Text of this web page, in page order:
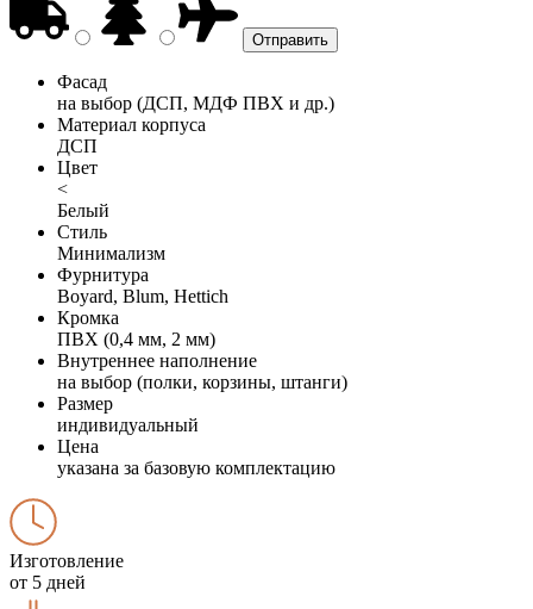
Фасад
на выбор (ДСП, МДФ ПВХ и др.)
Материал корпуса
ДСП
Цвет
<
Белый
Стиль
Минимализм
Фурнитура
Boyard, Blum, Hettich
Кромка
ПВХ (0,4 мм, 2 мм)
Внутреннее наполнение
на выбор (полки, корзины, штанги)
Размер
индивидуальный
Цена
указана за базовую комплектацию
Изготовление
от 5 дней